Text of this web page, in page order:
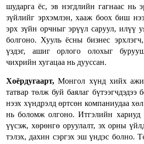
шударга ёс, эв нэгдлийн гагнаас нь
зүйлийг эрхэмлэн, хааж боох биш
эрх зүйн орчныг эрүүл саруул, илүү
болгоно. Хууль ёсны бизнес
үздэг, ашиг орлого олохыг
чихрийн хугацаа нь дууссан.
Хоёрдугаарт,Монгол хүнд хийх
татвар төлж буй баялаг
нээх хүндрэлд өртсөн компаниудаа
нь боломж олгоно. Итгэлийн хариуд
үүсэж, хөрөнгө оруулалт, эх орны
тэлэх, дахин сэргэх эш үндэс болно.